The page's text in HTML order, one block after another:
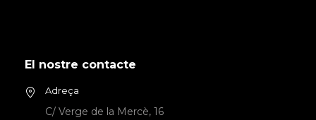
El nostre contacte
Adreça
C/ Verge de la Mercè, 16